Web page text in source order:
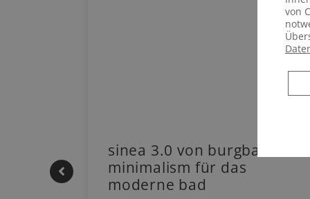
sinea 3.0 von burgbad: soft
minimalism für das
moderne bad
von